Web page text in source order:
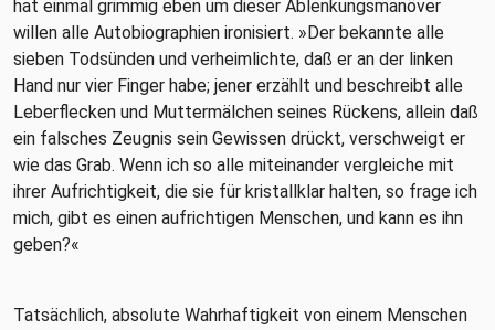
hat einmal grimmig eben um dieser Ablenkungsmanöver
willen alle Autobiographien ironisiert. »Der bekannte alle
sieben Todsünden und verheimlichte, daß er an der linken
Hand nur vier Finger habe; jener erzählt und beschreibt alle
Leberflecken und Muttermälchen seines Rückens, allein daß
ein falsches Zeugnis sein Gewissen drückt, verschweigt er
wie das Grab. Wenn ich so alle miteinander vergleiche mit
ihrer Aufrichtigkeit, die sie für kristallklar halten, so frage ich
mich, gibt es einen aufrichtigen Menschen, und kann es ihn
geben?«
Tatsächlich, absolute Wahrhaftigkeit von einem Menschen